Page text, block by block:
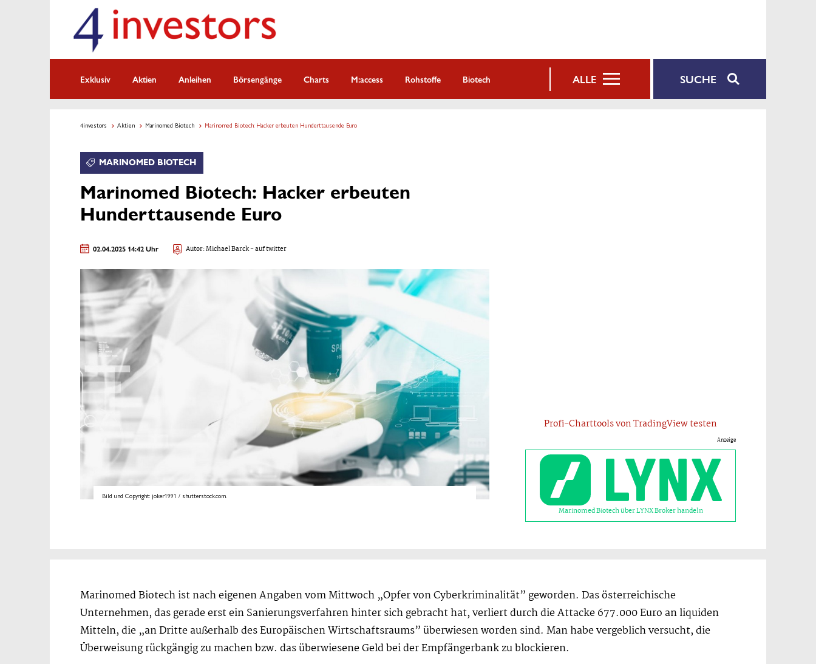
SUCHE
ALLE
Exklusiv Aktien Anleihen Börsengänge Charts M:access Rohstoffe Biotech
4investors Aktien Marinomed Biotech Marinomed Biotech: Hacker erbeuten Hunderttausende Euro
MARINOMED BIOTECH
Marinomed Biotech: Hacker erbeuten
Hunderttausende Euro
02.04.2025 14:42 Uhr Autor:Michael Barck- auf twitter
Bild und Copyright: joker1991 / shutterstock.com.
Profi-Charttools von TradingView testen
Anzeige
Marinomed Biotech über LYNX Broker handeln
Marinomed Biotech ist nach eigenen Angaben vom Mittwoch „Opfer von Cyberkriminalität” geworden. Das österreichische
Unternehmen, das gerade erst ein Sanierungsverfahren hinter sich gebracht hat, verliert durch die Attacke 677.000 Euro an liquiden
Mitteln, die „an Dritte außerhalb des Europäischen Wirtschaftsraums” überwiesen worden sind. Man habe vergeblich versucht, die
Überweisung rückgängig zu machen bzw. das überwiesene Geld bei der Empfängerbank zu blockieren.